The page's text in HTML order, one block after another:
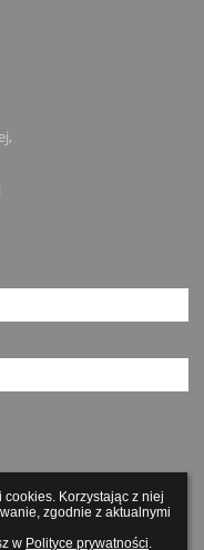
Korzystając z niej
zgodnie z aktualnymi
w Polityce prywatności.